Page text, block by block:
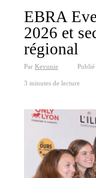
EBRA
2026 et
régional
Par Kevunie Publié
3 minutes de lecture